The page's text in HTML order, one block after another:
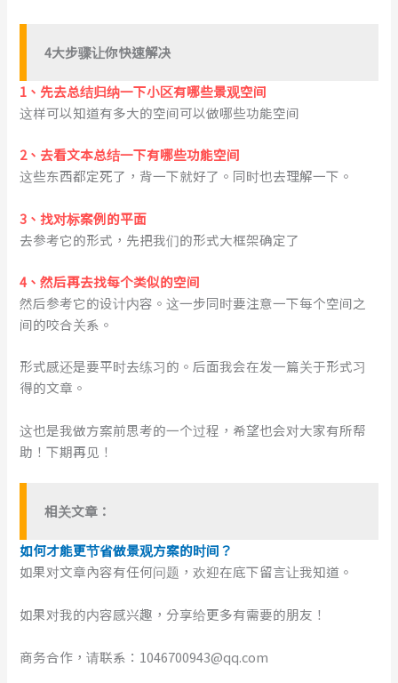
4大步骤让你快速解决
1、先去总结归纳一下小区有哪些景观空间
这样可以知道有多大的空间可以做哪些功能空间
2、去看文本总结一下有哪些功能空间
这些东西都定死了，背一下就好了。同时也去理解一下。
3、找对标案例的平面
去参考它的形式，先把我们的形式大框架确定了
4、然后再去找每个类似的空间
然后参考它的设计内容。这一步同时要注意一下每个空间之
间的咬合关系。
形式感还是要平时去练习的。后面我会在发一篇关于形式习
得的文章。
这也是我做方案前思考的一个过程，希望也会对大家有所帮
助！下期再见！
相关文章：
如何才能更节省做景观方案的时间？
如果对文章內容有任何问题，欢迎在底下留言让我知道。
如果对我的内容感兴趣，分享给更多有需要的朋友！
商务合作，请联系：1046700943@qq.com